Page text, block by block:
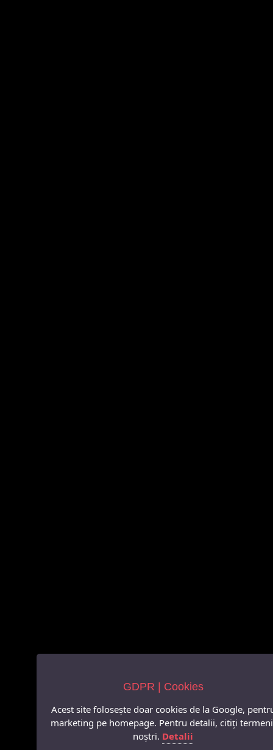
GDPR | Cookies
Acest site folosește doar cookies de la Google,
marketing pe homepage. Pentru detalii, citiți
noștri. Detalii